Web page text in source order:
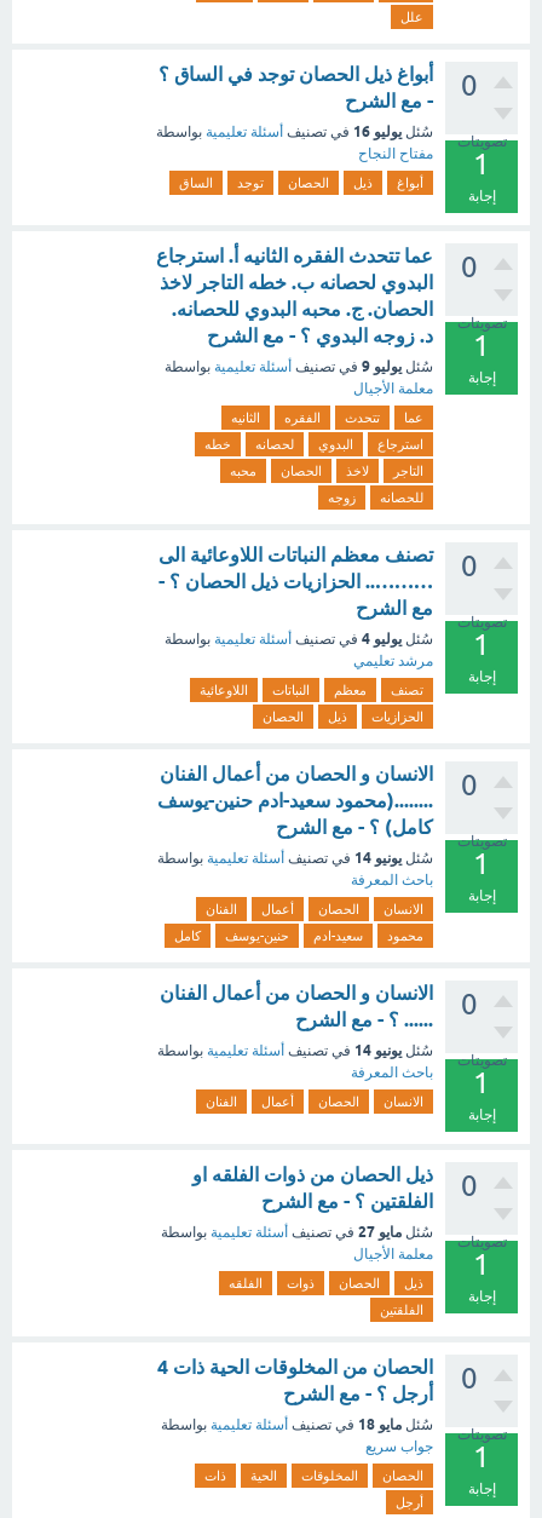
علل
0
تصويتات
1
إجابة
أبواغ ذيل الحصان توجد في الساق ؟
- مع الشرح
سُئل يوليو 16 في تصنيف أسئلة تعليمية بواسطة
مفتاح النجاح
أبواغ ذيل الحصان توجد الساق
0
تصويتات
1
إجابة
عما تتحدث الفقره الثانيه أ. استرجاع
البدوي لحصانه ب. خطه التاجر لاخذ
الحصان. ج. محبه البدوي للحصانه.
د. زوجه البدوي ؟ - مع الشرح
سُئل يوليو 9 في تصنيف أسئلة تعليمية بواسطة
معلمة الأجيال
عما تتحدث الفقره
الثانيه
استرجاع
البدوي لحصانه
خطه
التاجر
لاخذ الحصان
محبه
للحصانه
زوجه
0
تصويتات
1
إجابة
تصنف معظم النباتات اللاوعائية الى
……….. الحزازيات ذيل الحصان ؟ -
مع الشرح
سُئل يوليو 4 في تصنيف أسئلة تعليمية بواسطة
مرشد تعليمي
تصنف معظم النباتات
اللاوعائية
الحزازيات
ذيل الحصان
0
تصويتات
1
إجابة
الانسان و الحصان من أعمال الفنان
........(محمود سعيد-ادم حنين-يوسف
كامل) ؟ - مع الشرح
سُئل يونيو 14 في تصنيف أسئلة تعليمية بواسطة
باحث المعرفة
الانسان الحصان أعمال
الفنان
محمود
سعيد-ادم حنين-يوسف كامل
0
تصويتات
1
إجابة
الانسان و الحصان من أعمال الفنان
...... ؟ - مع الشرح
سُئل يونيو 14 في تصنيف أسئلة تعليمية بواسطة
باحث المعرفة
الانسان الحصان أعمال الفنان
0
تصويتات
1
إجابة
ذيل الحصان من ذوات الفلقه او
الفلقتين ؟ - مع الشرح
سُئل مايو 27 في تصنيف أسئلة تعليمية بواسطة
معلمة الأجيال
ذيل الحصان ذوات
الفلقه
الفلقتين
0
تصويتات
1
إجابة
الحصان من المخلوقات الحية ذات 4
أرجل ؟ - مع الشرح
سُئل مايو 18 في تصنيف أسئلة تعليمية بواسطة
جواب سريع
الحصان المخلوقات الحية
ذات
أرجل